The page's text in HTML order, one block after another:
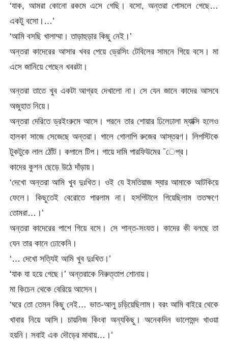
‘যাক, আমরা কোনো রকমে এসে গেছি। বসো, অন্তরা গোসলে গেছে…
একটু বসো।…’
‘আমি বসছি খালাম্মা। তাড়াহুড়ার কিছু নেই।’
অন্তরা কাদেরের আসার খবর পেয়ে ড্রেসিং টেবিলের সামনে গিয়ে বসে। মা
এসে জানিয়ে গেছেন খবরটা।
অন্তরা তাতে খুব একটা আগ্রহ দেখালো না। সে যেন জানে কাদের আসবে
অজুহাত নিয়ে।
অন্তরা দেরিতে ড্রইংরুমে আসে। পরনে তার শোয়ার ঢিলেঢালা ম্যাক্সি হলেও
হালকা সাজে সেজেছে অন্তরা। গালে গোলাপি রুজের আস্তরণ। লিপস্টিকে
টুকটুকে লাল ঠোঁট। কপালে টিপ। গায়ে দামি পারফিউমের ¯েপ্র।
কাদের কুশন ছেড়ে উঠে দাঁড়ায়।
‘দেখো অন্তরা আমি খুব দুঃখিত। ওই যে ইমতিয়াজ স্যার আমাকে আটকিয়ে
ফেলে। কিছুতেই বেরোতে পারলাম না। হসপিটালে গিয়েছিলাম ততক্ষণে
তোমরা…।’
অন্তরা কাদেরের পাশে গিয়ে বসে। সে শান্ত-সংযত। কাদের কী বলছে তা
যেন তার কানে ঢোকেনি।
‘… দেখো সত্যিই আমি খুব দুঃখিত।’
‘যাক যা হয়ে গেছে।’ অন্তরাকে নিরুত্তাপ শোনায়।
মা কিচেন থেকে বেরিয়ে আসেন।
‘ঘরে তো তেমন কিছু নেই… ভাত-আলু চড়িয়েছিলাম। বরং আমি বাইরে থেকে
খাবার নিয়ে আসি। চায়নিজ কিংবা অন্যকিছু। অনেকদিন ভালোমন্দ খাওয়া
হয়নি। সবাই এক দৌড়ের মাথায়…।’